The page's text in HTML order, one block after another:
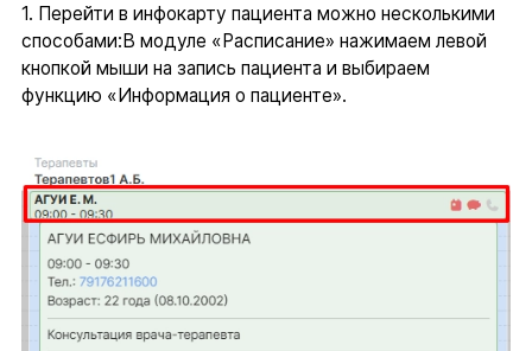
1. Перейти в инфокарту пациента можно несколькими
способами:В модуле «Расписание» нажимаем левой
кнопкой мыши на запись пациента и выбираем
функцию «Информация о пациенте».